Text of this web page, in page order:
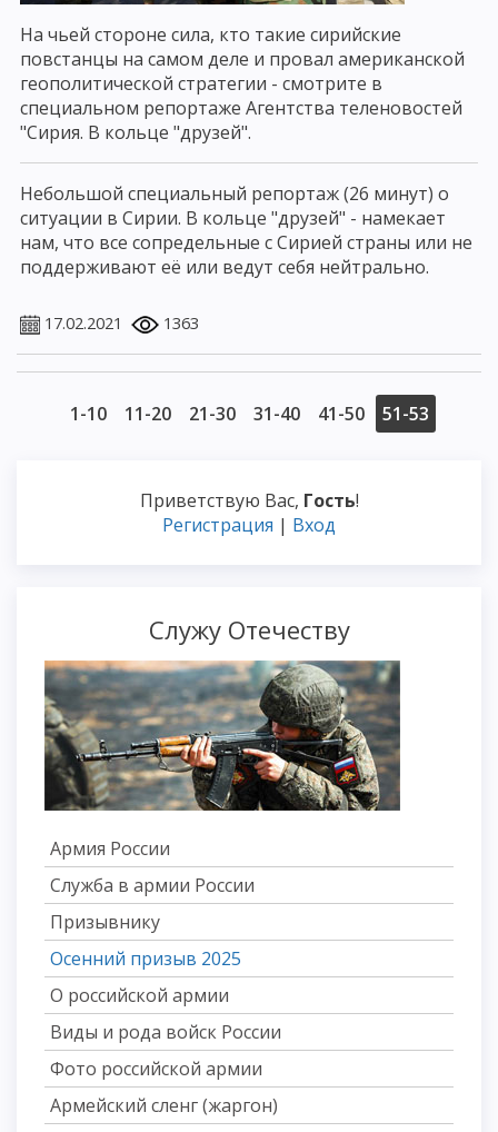
Приветствую Вас, Гость!
Регистрация | Вход
Служу Отечеству
Армия России
Служба в армии России
Призывнику
Осенний призыв 2025
О российской армии
Виды и рода войск России
Фото российской армии
Армейский сленг (жаргон)
На чьей стороне сила, кто такие сирийские
повстанцы на самом деле и провал американской
геополитической стратегии - смотрите в
специальном репортаже Агентства теленовостей
"Сирия. В кольце "друзей".
Небольшой специальный репортаж (26 минут) о
ситуации в Сирии. В кольце "друзей" - намекает
нам, что все сопредельные с Сирией страны или не
поддерживают её или ведут себя нейтрально.
17.02.2021 1363
1-10 11-20 21-30 31-40 41-50 51-53